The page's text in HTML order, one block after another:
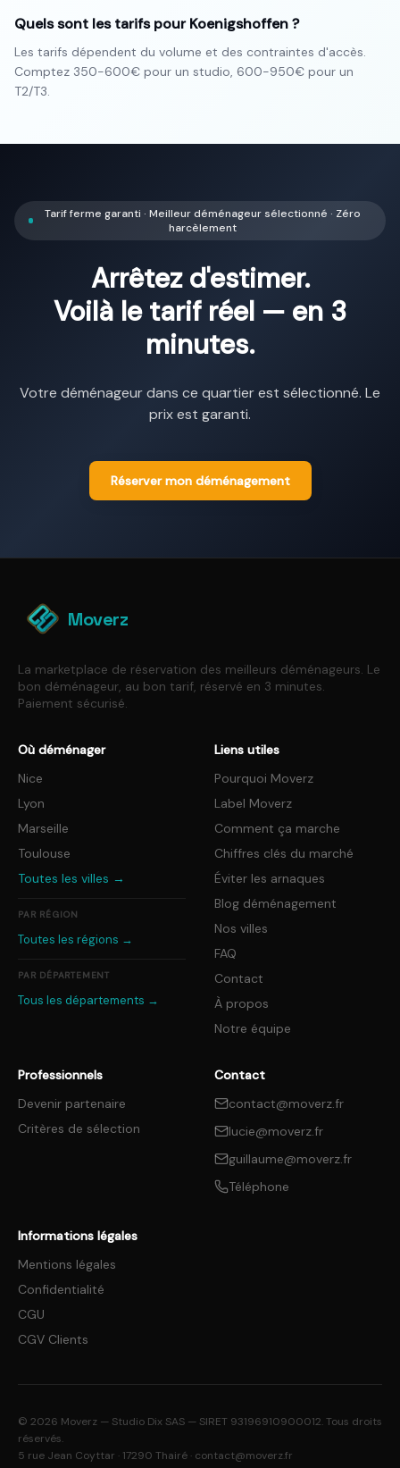
Quels sont les tarifs pour Koenigshoffen ?
Les tarifs dépendent du volume et des contraintes d'accès.
Comptez 350-600€ pour un studio, 600-950€ pour un
T2/T3.
Tarif ferme garanti · Meilleur déménageur sélectionné · Zéro
harcèlement
Arrêtez d'estimer.
Voilà le tarif réel — en 3
minutes.
Votre déménageur dans ce quartier est sélectionné. Le
prix est garanti.
Réserver mon déménagement
Moverz
La marketplace de réservation des meilleurs déménageurs. Le
bon déménageur, au bon tarif, réservé en 3 minutes.
Paiement sécurisé.
Où déménager
Nice
Lyon
Marseille
Toulouse
Toutes les villes →
PAR RÉGION
Toutes les régions →
PAR DÉPARTEMENT
Tous les départements →
Liens utiles
Pourquoi Moverz
Label Moverz
Comment ça marche
Chiffres clés du marché
Éviter les arnaques
Blog déménagement
Nos villes
FAQ
Contact
À propos
Notre équipe
Professionnels
Devenir partenaire
Critères de sélection
Contact
contact@moverz.fr
lucie@moverz.fr
guillaume@moverz.fr
Téléphone
Informations légales
Mentions légales
Confidentialité
CGU
CGV Clients
© 2026 Moverz — Studio Dix SAS — SIRET 93196910900012. Tous droits
réservés.
5 rue Jean Coyttar · 17290 Thairé · contact@moverz.fr